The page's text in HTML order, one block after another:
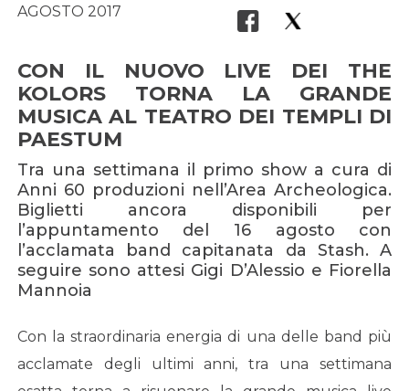
AGOSTO 2017
CON IL NUOVO LIVE DEI THE
KOLORS TORNA LA GRANDE
MUSICA AL TEATRO DEI TEMPLI DI
PAESTUM
Tra una settimana il primo show a cura di
Anni 60 produzioni nell’Area Archeologica.
Biglietti ancora disponibili per
l’appuntamento del 16 agosto con
l’acclamata band capitanata da Stash. A
seguire sono attesi Gigi D’Alessio e Fiorella
Mannoia
Con la straordinaria energia di una delle band più
acclamate degli ultimi anni, tra una settimana